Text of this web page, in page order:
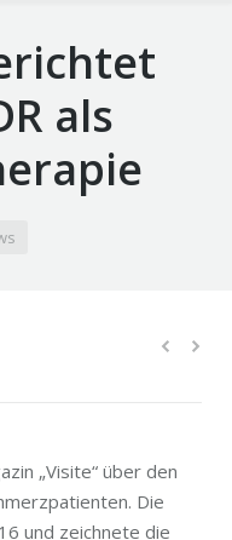
als
„Visite“ über den
Die
und zeichnete die